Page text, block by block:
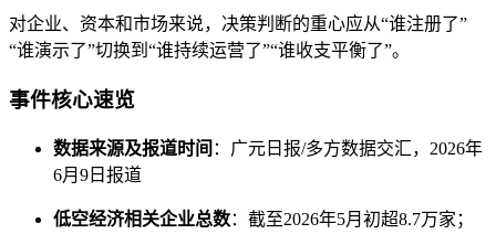
对企业、资本和市场来说，决策判断的重心应从“谁注册了”
“谁演示了”切换到“谁持续运营了”“谁收支平衡了”。
事件核心速览
数据来源及报道时间 ：广元日报/多方数据交汇，2026年
6月9日报道
低空经济相关企业总数：截至2026年5月初超8.7万家；